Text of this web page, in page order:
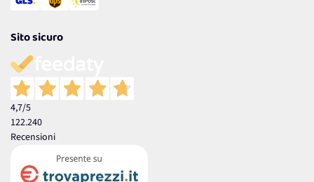
Sito sicuro
4,7/5
122.240
Recensioni